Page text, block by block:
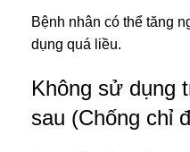
Bệnh nhân có thể tăng
dụng quá liều.
Không sử dụng
sau (Chống chỉ